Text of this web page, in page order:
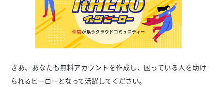
さあ、あなたも無料アカウントを作成し、困っている人を助け
られるヒーローとなって活躍してください。